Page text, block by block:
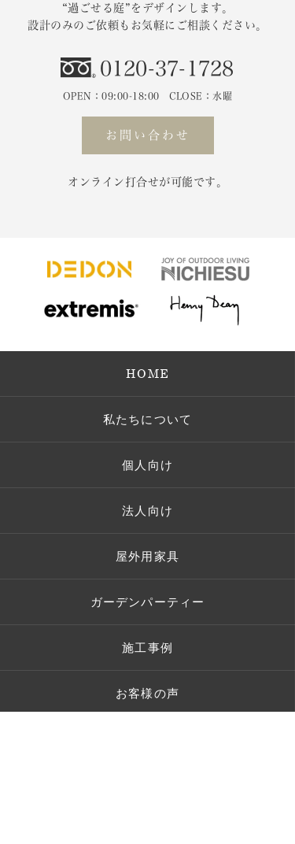
“過ごせる庭”をデザインします。
設計のみのご依頼もお気軽にご相談ください。
0120-37-1728
OPEN：09:00-18:00 CLOSE：水曜
お問い合わせ
オンライン打合せが可能です。
HOME
私たちについて
個人向け
法人向け
屋外用家具
ガーデンパーティー
施工事例
お客様の声